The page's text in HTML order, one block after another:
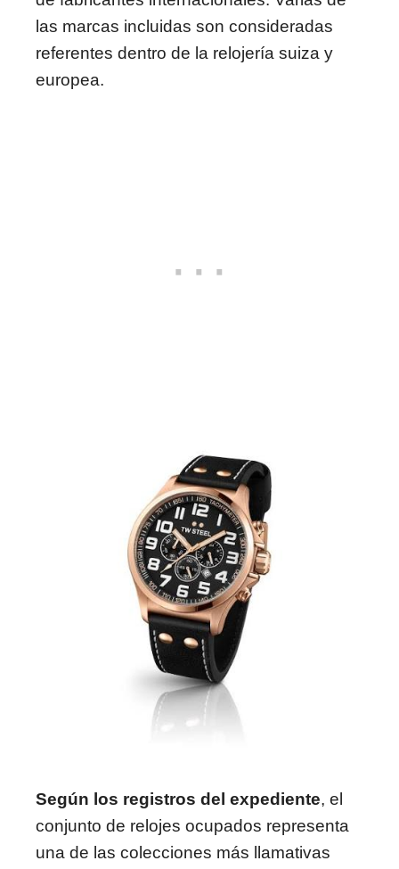
las marcas incluidas son consideradas
referentes dentro de la relojería suiza y
europea.
Según los registros del expediente, el
conjunto de relojes ocupados representa
una de las colecciones más llamativas